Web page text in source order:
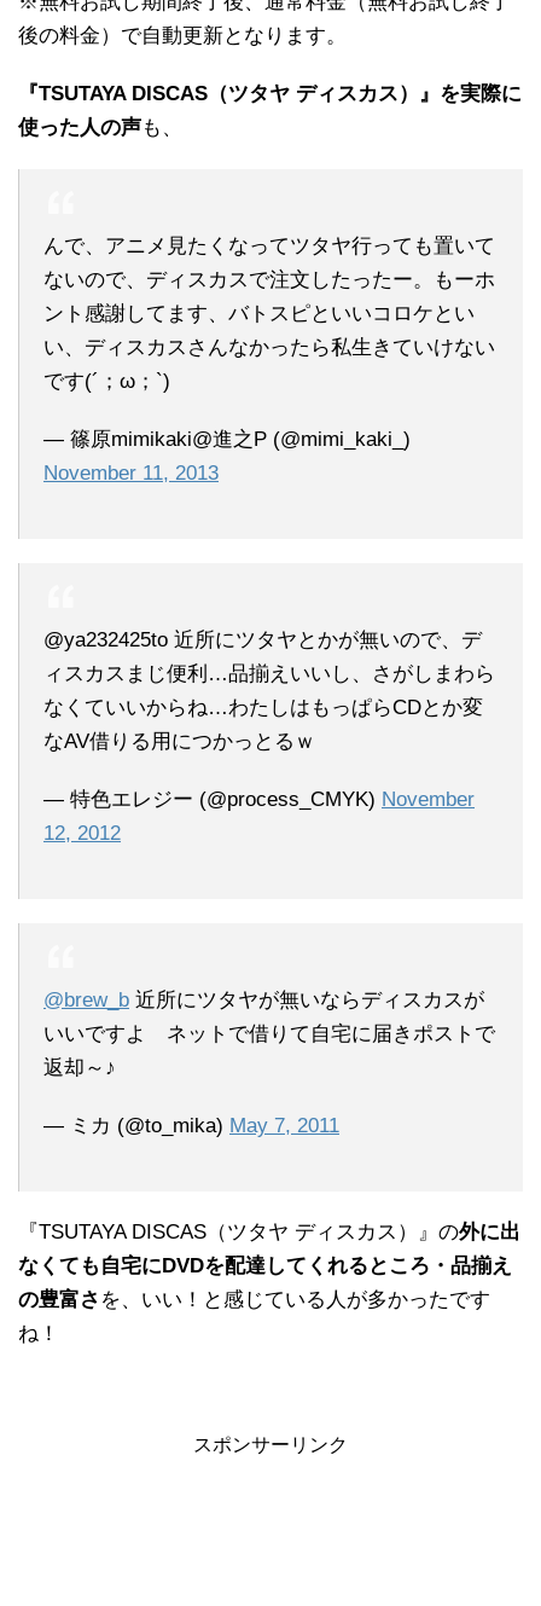
後の料金）で自動更新となります。
『TSUTAYA DISCAS（ツタヤ ディスカス）』を実際に
使った人の声も、
んで、アニメ見たくなってツタヤ行っても置いて
ないので、ディスカスで注文したったー。もーホ
ント感謝してます、バトスピといいコロケとい
い、ディスカスさんなかったら私生きていけない
です(´；ω；`)
— 篠原mimikaki@進之P (@mimi_kaki_)
November 11, 2013
@ya232425to 近所にツタヤとかが無いので、デ
ィスカスまじ便利…品揃えいいし、さがしまわら
なくていいからね…わたしはもっぱらCDとか変
なAV借りる用につかっとるｗ
— 特色エレジー (@process_CMYK) November
12, 2012
@brew_b 近所にツタヤが無いならディスカスが
いいですよ ネットで借りて自宅に届きポストで
返却～♪
— ミカ (@to_mika) May 7, 2011
『TSUTAYA DISCAS（ツタヤ ディスカス）』の外に出
なくても自宅にDVDを配達してくれるところ・品揃え
の豊富さ を、いい！と感じている人が多かったです
ね！
スポンサーリンク